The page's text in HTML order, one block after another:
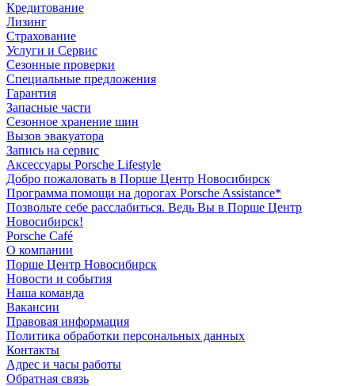
Кредитование
Лизинг
Страхование
Услуги и Сервис
Сезонные проверки
Специальные предложения
Гарантия
Запасные части
Сезонное хранение шин
Вызов эвакуатора
Запись на сервис
Аксессуары Porsche Lifestyle
Добро пожаловать в Порше Центр Новосибирск
Программа помощи на дорогах Porsche Assistance*
Позвольте себе расслабиться. Ведь Вы в Порше Центр
Новосибирск!
Porsche Café
О компании
Порше Центр Новосибирск
Новости и события
Наша команда
Вакансии
Правовая информация
Политика обработки персональных данных
Контакты
Адрес и часы работы
Обратная связь